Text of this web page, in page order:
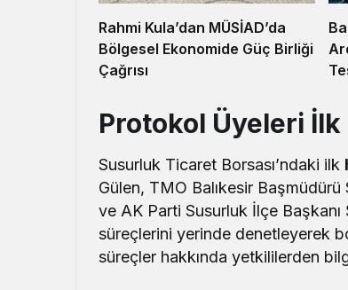
Rahmi Kula’dan MÜSİAD’da
Bölgesel Ekonomide Güç Birliği
Çağrısı
Protokol Üyeleri İlk
Susurluk Ticaret Borsası’ndaki ilk
Gülen, TMO Balıkesir
ve AK Parti Susurluk İlçe
süreçlerini yerinde denetleyerek
süreçler hakkında yetkililerden